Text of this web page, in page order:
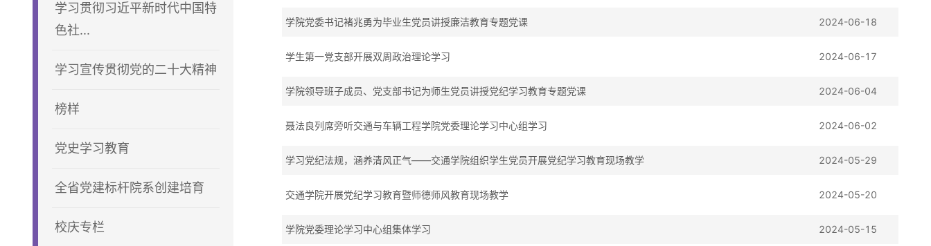
学习贯彻习近平新时代中国特
色社...
学习宣传贯彻党的二十大精神
榜样
党史学习教育
全省党建标杆院系创建培育
校庆专栏
学院党委书记褚兆勇为毕业生党员讲授廉洁教育专题党课 2024-06-18
学生第一党支部开展双周政治理论学习 2024-06-17
学院领导班子成员、党支部书记为师生党员讲授党纪学习教育专题党课 2024-06-04
聂法良列席旁听交通与车辆工程学院党委理论学习中心组学习 2024-06-02
学习党纪法规，涵养清风正气——交通学院组织学生党员开展党纪学习教育现场教学 2024-05-29
交通学院开展党纪学习教育暨师德师风教育现场教学 2024-05-20
学院党委理论学习中心组集体学习 2024-05-15